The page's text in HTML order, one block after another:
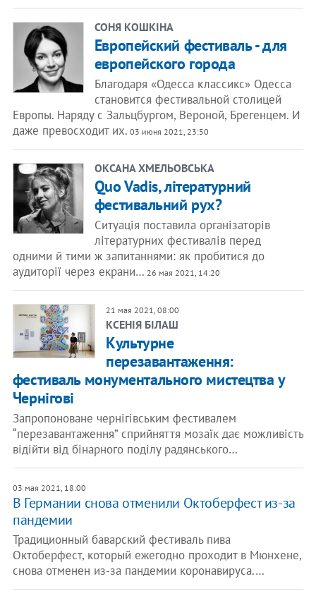
СОНЯ КОШКІНА
Европейский фестиваль - для
европейского города
Благодаря «Одесса классикс» Одесса
становится фестивальной столицей
Европы. Наряду с Зальцбургом, Вероной, Брегенцем. И
даже превосходит их. 03 июня 2021, 23:50
ОКСАНА ХМЕЛЬОВСЬКА
Quo Vadis, літературний
фестивальний рух?
Ситуація поставила організаторів
літературних фестивалів перед
одними й тими ж запитаннями: як пробитися до
аудиторії через екрани… 26 мая 2021, 14:20
21 мая 2021, 08:00
КСЕНІЯ БІЛАШ
Культурне
перезавантаження:
фестиваль монументального мистецтва у
Чернігові
Запропоноване чернігівським фестивалем
“перезавантаження” сприйняття мозаїк дає можливість
відійти від бінарного поділу радянського…
03 мая 2021, 18:00
В Германии снова отменили Октоберфест из-за
пандемии
Традиционный баварский фестиваль пива
Октоберфест, который ежегодно проходит в Мюнхене,
снова отменен из-за пандемии коронавируса.…